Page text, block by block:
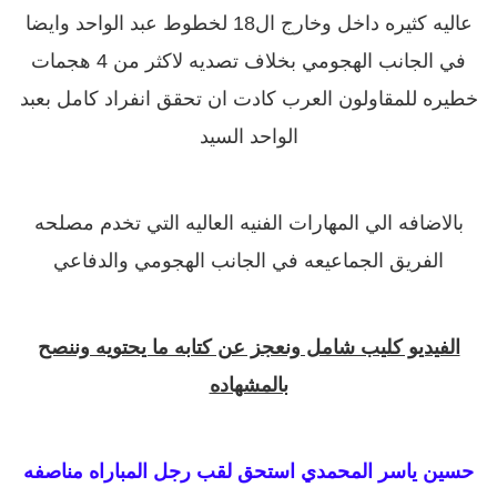
عاليه كثيره داخل وخارج ال18 لخطوط عبد الواحد وايضا
في الجانب الهجومي بخلاف تصديه لاكثر من 4 هجمات
خطيره للمقاولون العرب كادت ان تحقق انفراد كامل بعبد
الواحد السيد
بالاضافه الي المهارات الفنيه العاليه التي تخدم مصلحه
الفريق الجماعيعه في الجانب الهجومي والدفاعي
الفيديو كليب شامل ونعجز عن كتابه ما يحتويه وننصح
بالمشهاده
حسين ياسر المحمدي استحق لقب رجل المباراه مناصفه